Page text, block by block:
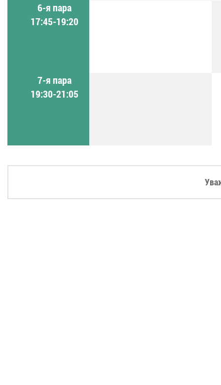
6-я пара
17:45-19:20
7-я пара
19:30-21:05